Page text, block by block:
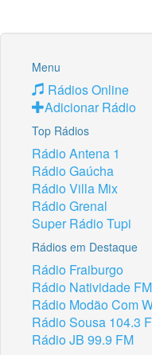
Menu
Rádios Online
Adicionar Rádio
Top Rádios
Rádio Antena 1
Rádio Gaúcha
Rádio Villa Mix
Rádio Grenal
Super Rádio Tupi
Rádios em Destaque
Rádio Fraiburgo
Rádio Natividade FM
Rádio Modão Com
Rádio Sousa 104.3
Rádio JB 99.9 FM